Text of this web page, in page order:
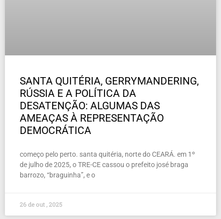
SANTA QUITÉRIA, GERRYMANDERING,
RÚSSIA E A POLÍTICA DA
DESATENÇÃO: ALGUMAS DAS
AMEAÇAS À REPRESENTAÇÃO
DEMOCRÁTICA
começo pelo perto. santa quitéria, norte do CEARÁ. em 1º
de julho de 2025, o TRE-CE cassou o prefeito josé braga
barrozo, “braguinha”, e o
26 de out , 2025